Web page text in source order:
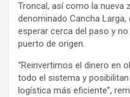
Troncal, así como la nueva
denominado Cancha
esperar cerca del paso y
puerto de origen.
“Reinvertimos el dinero en
todo el sistema y
logística más eficiente”,